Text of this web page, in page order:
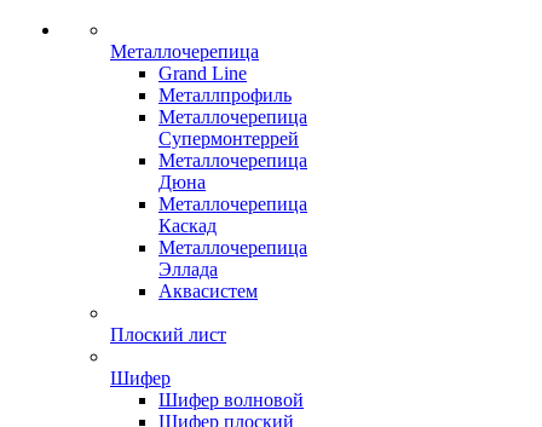
Металлочерепица
Grand Line
Металлпрофиль
Металлочерепица
Супермонтеррей
Металлочерепица
Дюна
Металлочерепица
Каскад
Металлочерепица
Эллада
Аквасистем
Плоский лист
Шифер
Шифер волновой
Шифер плоский